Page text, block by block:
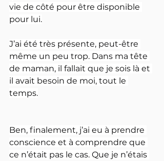
vie de côté pour être disponible
pour lui.
J’ai été très présente, peut-être
même un peu trop. Dans ma tête
de maman, il fallait que je sois là et
il avait besoin de moi, tout le
temps.
Ben, finalement, j’ai eu à prendre
conscience et à comprendre que
ce n’était pas le cas. Que je n’étais